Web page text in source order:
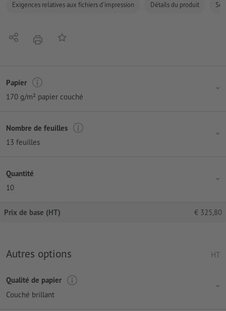
Exigences relatives aux fichiers d'impression Détails du produit
PartagerimprimerAjouter à liste d'article
Papier
170 g/m² papier couché
Nombre de feuilles
13 feuilles
Quantité
10
Prix de base (HT) € 325,80
Autres options HT
Qualité de papier
Couché brillant